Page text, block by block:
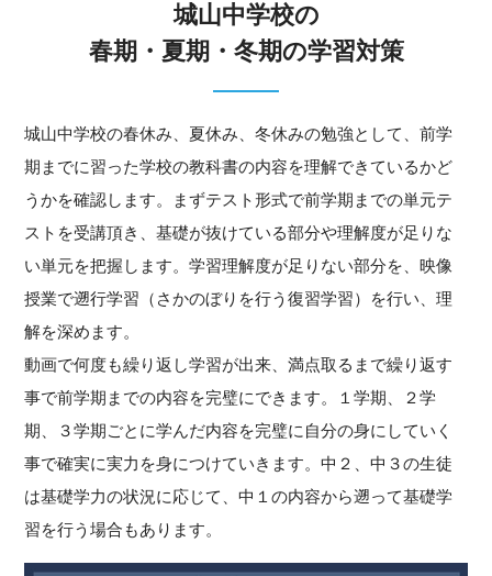
城山中学校の
春期・夏期・冬期の学習対策
城山中学校の春休み、夏休み、冬休みの勉強として、前学
期までに習った学校の教科書の内容を理解できているかど
うかを確認します。まずテスト形式で前学期までの単元テ
ストを受講頂き、基礎が抜けている部分や理解度が足りな
い単元を把握します。学習理解度が足りない部分を、映像
授業で遡行学習（さかのぼりを行う復習学習）を行い、理
解を深めます。
動画で何度も繰り返し学習が出来、満点取るまで繰り返す
事で前学期までの内容を完璧にできます。１学期、２学
期、３学期ごとに学んだ内容を完璧に自分の身にしていく
事で確実に実力を身につけていきます。中２、中３の生徒
は基礎学力の状況に応じて、中１の内容から遡って基礎学
習を行う場合もあります。